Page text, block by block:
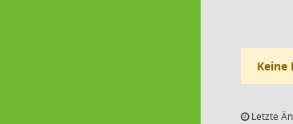
Keine
Letzte